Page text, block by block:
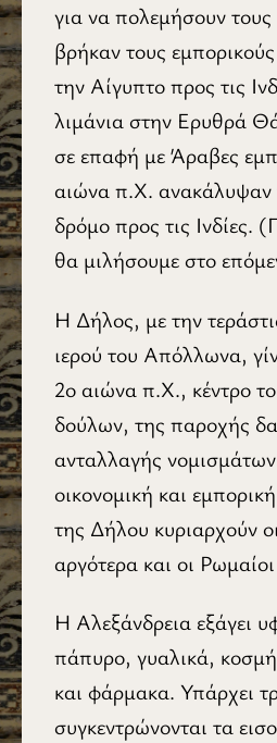
για να πολεμήσουν τους
βρήκαν τους
την Αίγυπτο προς τις
λιμάνια στην Ερυθρά
σε επαφή με Άραβες
αιώνα π.Χ. ανακάλυψαν
δρόμο προς τις Ινδίες.
θα μιλήσουμε στο
Η Δήλος, με την
ιερού του Απόλλωνα,
2ο αιώνα π.Χ., κέντρο
δούλων, της παροχής
ανταλλαγής
οικονομική και
της Δήλου κυριαρχούν
αργότερα και οι
Η Αλεξάνδρεια εξάγει
πάπυρο, γυαλικά,
και φάρμακα. Υπάρχει
συγκεντρώνονται τα